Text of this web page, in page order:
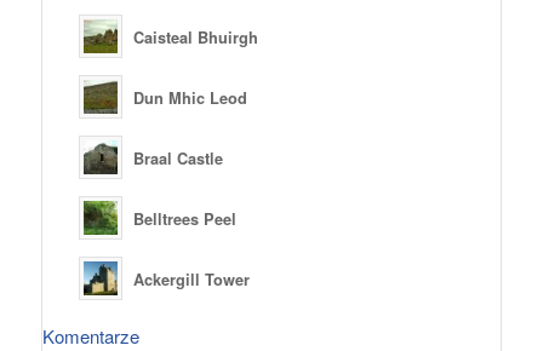
Caisteal Bhuirgh
Dun Mhic Leod
Braal Castle
Belltrees Peel
Ackergill Tower
Komentarze